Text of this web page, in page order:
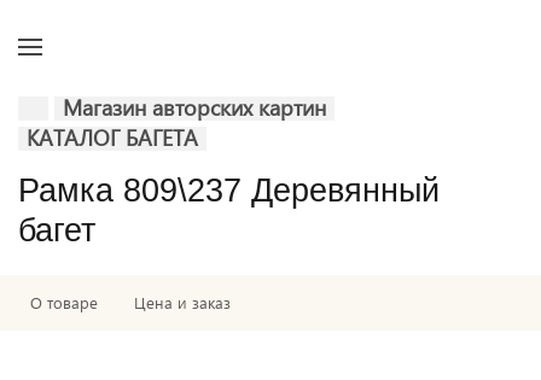
Магазин авторских картин
КАТАЛОГ БАГЕТА
Рамка 809\237 Деревянный
багет
О товаре Цена и заказ